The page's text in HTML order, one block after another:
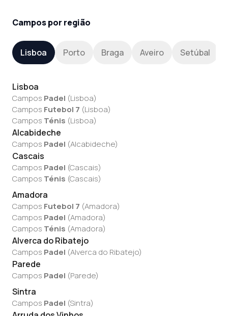
Campos por região
Lisboa Porto Braga Aveiro Setúbal
Lisboa
Campos Padel (Lisboa)
Campos Futebol 7 (Lisboa)
Campos Ténis (Lisboa)
Alcabideche
Campos Padel (Alcabideche)
Cascais
Campos Padel (Cascais)
Campos Ténis (Cascais)
Amadora
Campos Futebol 7 (Amadora)
Campos Padel (Amadora)
Campos Ténis (Amadora)
Alverca do Ribatejo
Campos Padel (Alverca do Ribatejo)
Parede
Campos Padel (Parede)
Sintra
Campos Padel (Sintra)